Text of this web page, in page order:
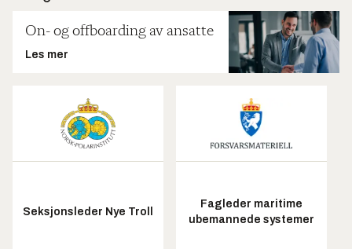
On- og offboarding av ansatte
Les mer
Seksjonsleder Nye Troll
Fagleder maritime
ubemannede systemer